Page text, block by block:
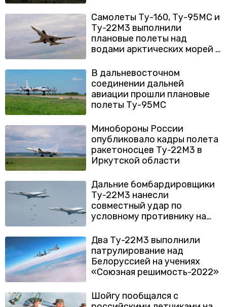
Самолеты Ту-160, Ту-95МС и
Ту-22М3 выполнили
плановые полеты над
водами арктических морей и
В дальневосточном
соединении дальней
авиации прошли плановые
полеты Ту-95МС
Минобороны России
опубликовало кадры полета
ракетоносцев Ту-22М3 в
Иркутской области
Дальние бомбардировщики
Ту-22М3 нанесли
совместный удар по
условному противнику на
Два Ту-22М3 выполнили
патрулирование над
Белоруссией на учениях
«Союзная решимость-2022»
Шойгу пообщался с